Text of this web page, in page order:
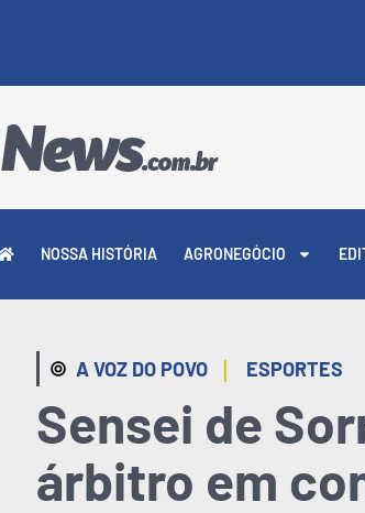
NOSSA HISTÓRIA AGRONEGÓCIO
A VOZ DO POVO | ESPORTES
Sensei de
árbitro em